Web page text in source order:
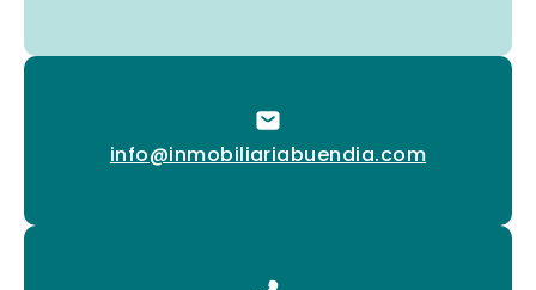
info@inmobiliariabuendia.com